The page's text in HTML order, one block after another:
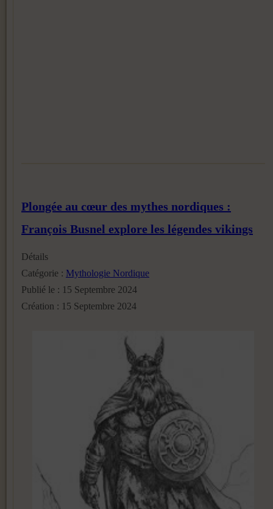
Plongée au cœur des mythes nordiques :
François Busnel explore les légendes vikings
Détails
Catégorie : Mythologie Nordique
Publié le : 15 Septembre 2024
Création : 15 Septembre 2024